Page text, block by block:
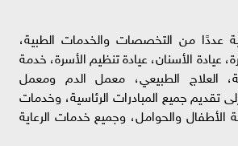
عددًا من التخصصات والخدمات الطبية،
عيادة الأسنان، عيادة تنظيم الأسرة، خدمة
العلاج الطبيعي، معمل الدم ومعمل
تقديم جميع المبادرات الرئاسية، وخدمات
الأطفال والحوامل، وجميع خدمات الرعاية